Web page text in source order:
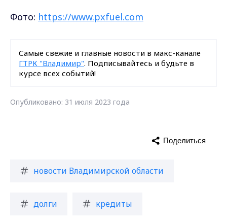
Фото: https://www.pxfuel.com
Самые свежие и главные новости в макс-канале
ГТРК "Владимир". Подписывайтесь и будьте в
курсе всех событий!
Опубликовано: 31 июля 2023 года
новости Владимирской области
долги кредиты
Поделиться